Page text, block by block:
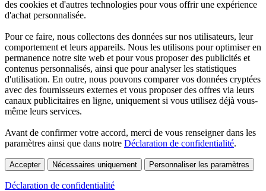
des cookies et d'autres technologies pour vous offrir une expérience
d'achat personnalisée.
Pour ce faire, nous collectons des données sur nos utilisateurs, leur
comportement et leurs appareils. Nous les utilisons pour optimiser en
permanence notre site web et pour vous proposer des publicités et
contenus personnalisés, ainsi que pour analyser les statistiques
d'utilisation. En outre, nous pouvons comparer vos données cryptées
avec des fournisseurs externes et vous proposer des offres via leurs
canaux publicitaires en ligne, uniquement si vous utilisez déjà vous-
même leurs services.
Avant de confirmer votre accord, merci de vous renseigner dans les
paramètres ainsi que dans notre Déclaration de confidentialité.
Accepter Nécessaires uniquement Personnaliser les paramètres
Déclaration de confidentialité